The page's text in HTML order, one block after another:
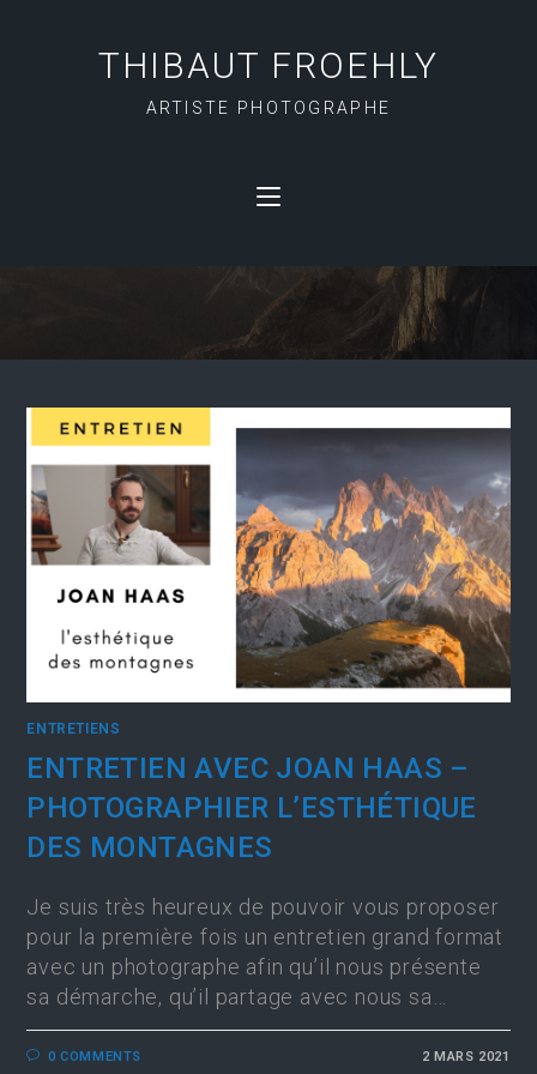
THIBAUT FROEHLY
ARTISTE PHOTOGRAPHE
ENTRETIEN
ENTRETIENS
ENTRETIEN AVEC JOAN HAAS –
PHOTOGRAPHIER L’ESTHÉTIQUE
DES MONTAGNES
Je suis très heureux de pouvoir vous proposer
pour la première fois un entretien grand format
avec un photographe afin qu’il nous présente
sa démarche, qu’il partage avec nous sa…
0 COMMENTS 2 MARS 2021